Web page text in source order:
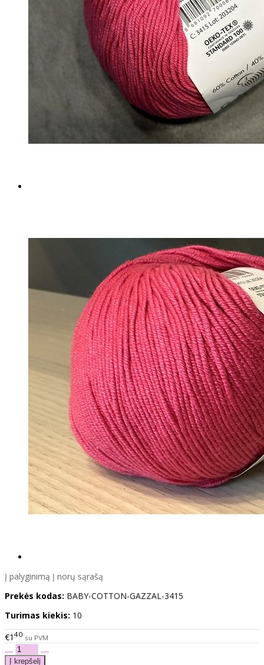
Į palyginimą Į norų sąrašą
Prekės kodas: BABY-COTTON-GAZZAL-3415
Turimas kiekis: 10
€1 40 su PVM